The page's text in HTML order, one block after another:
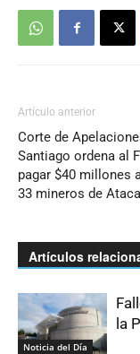
Artículo anterior
Corte de
Santiago ordena al
pagar $40 millones
33 mineros de
Artículos
Noticia del Día
la